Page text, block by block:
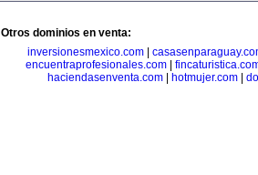
Otros dominios en venta:
inversionesmexico.com
encuentraprofesionales.com
haciendasenventa.com| hotmujer.com|